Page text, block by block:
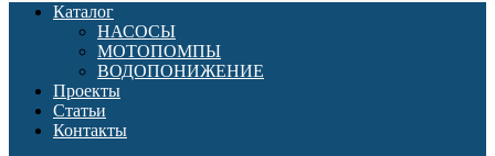
Каталог
НАСОСЫ
МОТОПОМПЫ
ВОДОПОНИЖЕНИЕ
Проекты
Статьи
Контакты